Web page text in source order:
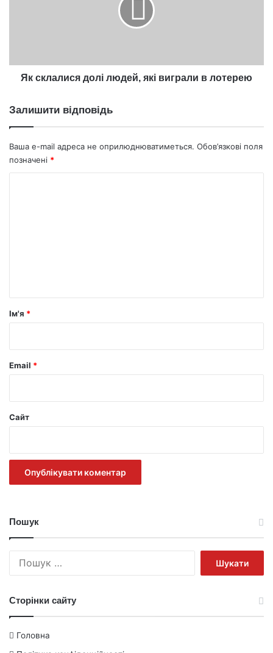
Як склалися долі людей, які виграли в лотерею
Залишити відповідь
Ваша e-mail адреса не оприлюднюватиметься. Обов’язкові поля
позначені *
рІм'я *
Email *
Сайт
Пошук
Сторінки сайту
Головна